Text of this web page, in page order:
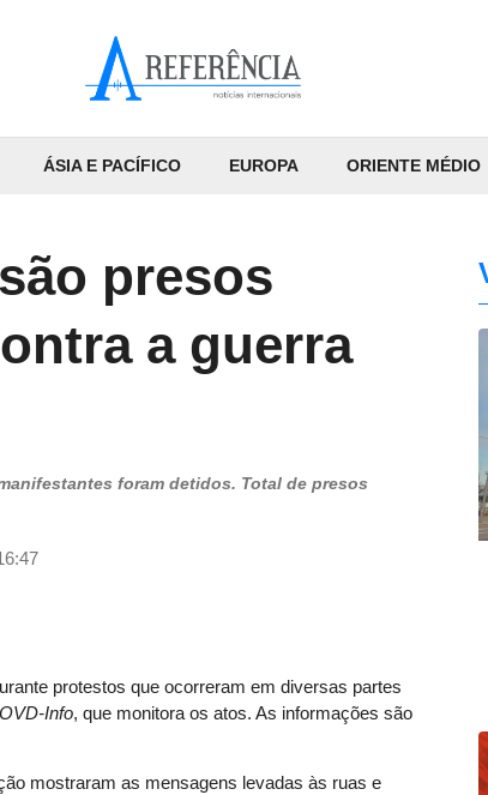
ÁSIA E PACÍFICO EUROPA ORIENTE MÉDIO
presos
a guerra
foram detidos. Total de presos
protestos que ocorreram em diversas partes
OVD-Info, que monitora os atos. As informações são
mostraram as mensagens levadas às ruas e